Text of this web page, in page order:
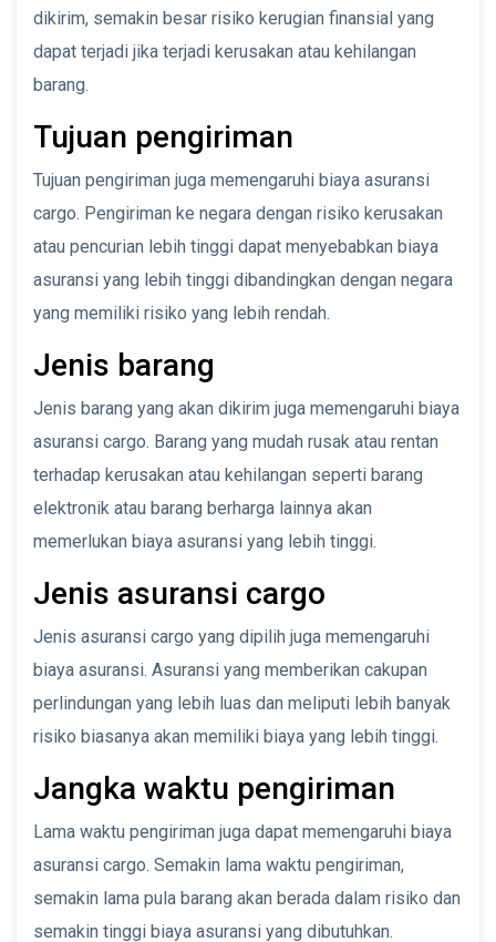
dikirim, semakin besar risiko kerugian finansial yang
dapat terjadi jika terjadi kerusakan atau kehilangan
barang.
Tujuan pengiriman
Tujuan pengiriman juga memengaruhi biaya asuransi
cargo. Pengiriman ke negara dengan risiko kerusakan
atau pencurian lebih tinggi dapat menyebabkan biaya
asuransi yang lebih tinggi dibandingkan dengan negara
yang memiliki risiko yang lebih rendah.
Jenis barang
Jenis barang yang akan dikirim juga memengaruhi biaya
asuransi cargo. Barang yang mudah rusak atau rentan
terhadap kerusakan atau kehilangan seperti barang
elektronik atau barang berharga lainnya akan
memerlukan biaya asuransi yang lebih tinggi.
Jenis asuransi cargo
Jenis asuransi cargo yang dipilih juga memengaruhi
biaya asuransi. Asuransi yang memberikan cakupan
perlindungan yang lebih luas dan meliputi lebih banyak
risiko biasanya akan memiliki biaya yang lebih tinggi.
Jangka waktu pengiriman
Lama waktu pengiriman juga dapat memengaruhi biaya
asuransi cargo. Semakin lama waktu pengiriman,
semakin lama pula barang akan berada dalam risiko dan
semakin tinggi biaya asuransi yang dibutuhkan.